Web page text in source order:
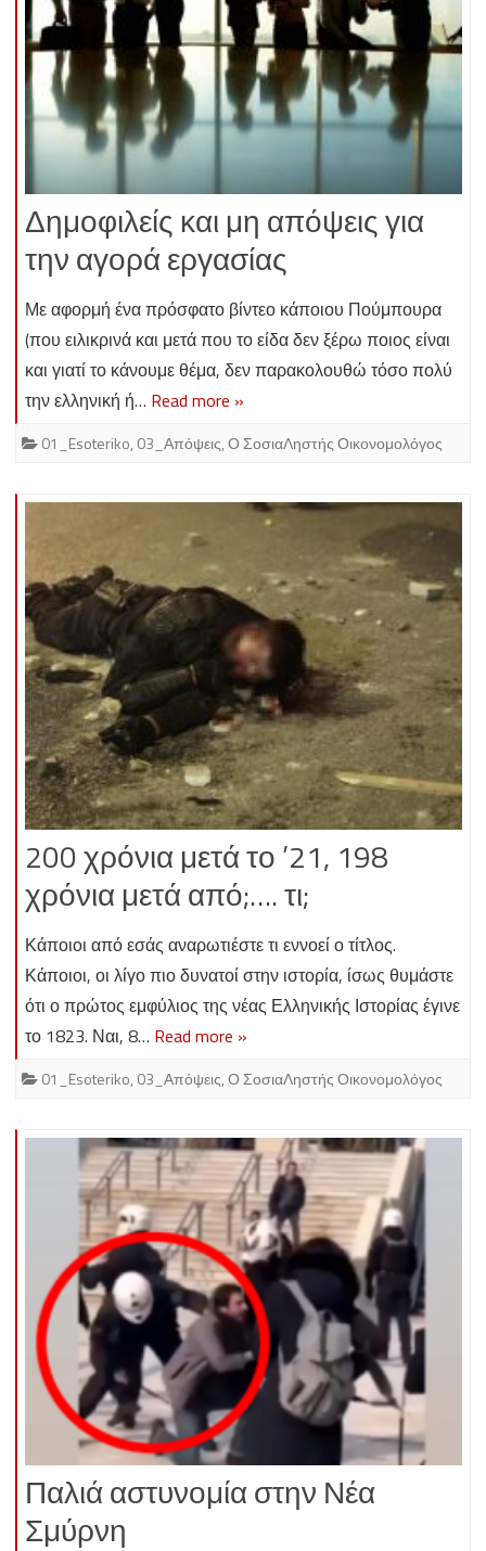
Δημοφιλείς και μη απόψεις για
την αγορά εργασίας
Με αφορμή ένα πρόσφατο βίντεο κάποιου Πούμπουρα
(που ειλικρινά και μετά που το είδα δεν ξέρω ποιος είναι
και γιατί το κάνουμε θέμα, δεν παρακολουθώ τόσο πολύ
την ελληνική ή… Read more »
01_Esoteriko, 03_Απόψεις,Ο ΣοσιαΛηστής Οικονομολόγος
200 χρόνια μετά το ’21, 198
χρόνια μετά από;…. τι;
Κάποιοι από εσάς αναρωτιέστε τι εννοεί ο τίτλος.
Κάποιοι, οι λίγο πιο δυνατοί στην ιστορία, ίσως θυμάστε
ότι ο πρώτος εμφύλιος της νέας Ελληνικής Ιστορίας έγινε
το 1823. Ναι, 8… Read more »
01_Esoteriko, 03_Απόψεις,Ο ΣοσιαΛηστής Οικονομολόγος
Παλιά αστυνομία στην Νέα
Σμύρνη